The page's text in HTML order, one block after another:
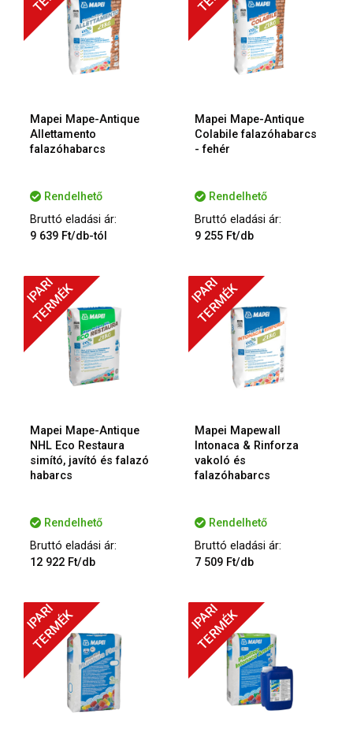
Mapei Mape-Antique
Allettamento
falazóhabarcs
Rendelhető
Bruttó eladási ár:
9 639 Ft/db-tól
Mapei Mape-Antique
Colabile falazóhabarcs
- fehér
Rendelhető
Bruttó eladási ár:
9 255 Ft/db
IPARI
TERMÉK
Mapei Mape-Antique
NHL Eco Restaura
simító, javító és falazó
habarcs
Rendelhető
Bruttó eladási ár:
12 922 Ft/db
IPARI
TERMÉK
Mapei Mapewall
Intonaca & Rinforza
vakoló és
falazóhabarcs
Rendelhető
Bruttó eladási ár:
7 509 Ft/db
IPARI
TERMÉK IPARI
TERMÉK